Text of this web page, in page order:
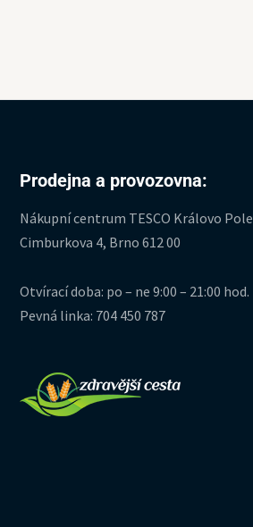
Prodejna a provozovna:
Nákupní centrum TESCO Královo Pole
Cimburkova 4, Brno 612 00
Otvírací doba: po – ne 9:00 – 21:00 hod.
Pevná linka: 704 450 787